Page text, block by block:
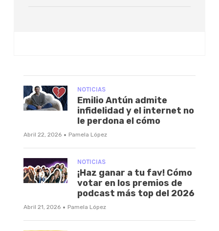
NOTICIAS
Emilio Antún admite
infidelidad y el internet no
le perdona el cómo
Abril 22, 2026 · Pamela López
NOTICIAS
¡Haz ganar a tu fav! Cómo
votar en los premios de
podcast más top del 2026
Abril 21, 2026 · Pamela López